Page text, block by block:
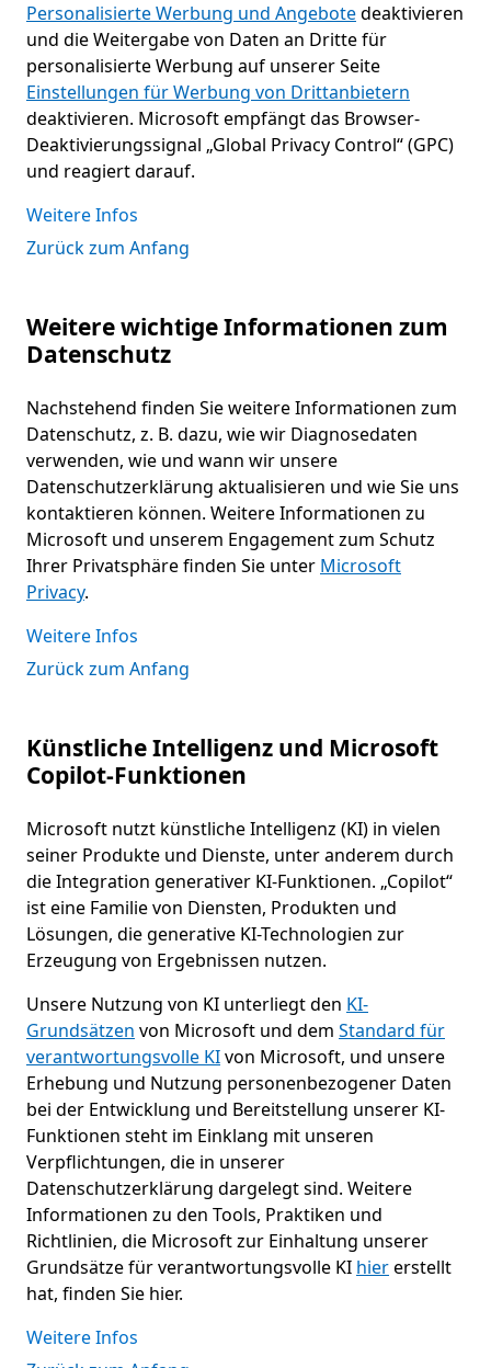
Personalisierte Werbung und Angebotedeaktivieren
und die Weitergabe von Daten an Dritte für
personalisierte Werbung auf unserer Seite
Einstellungen für Werbung von Drittanbietern
deaktivieren. Microsoft empfängt das Browser-
Deaktivierungssignal „Global Privacy Control“ (GPC)
und reagiert darauf.
Weitere Infos
Zurück zum Anfang
Weitere wichtige Informationen zum
Datenschutz
Nachstehend finden Sie weitere Informationen zum
Datenschutz, z. B. dazu, wie wir Diagnosedaten
verwenden, wie und wann wir unsere
Datenschutzerklärung aktualisieren und wie Sie uns
kontaktieren können. Weitere Informationen zu
Microsoft und unserem Engagement zum Schutz
Ihrer Privatsphäre finden Sie unter Microsoft
Privacy.
Weitere Infos
Zurück zum Anfang
Künstliche Intelligenz und Microsoft
Copilot-Funktionen
Microsoft nutzt künstliche Intelligenz (KI) in vielen
seiner Produkte und Dienste, unter anderem durch
die Integration generativer KI-Funktionen. „Copilot“
ist eine Familie von Diensten, Produkten und
Lösungen, die generative KI-Technologien zur
Erzeugung von Ergebnissen nutzen.
Unsere Nutzung von KI unterliegt den KI-
Grundsätzen von Microsoft und dem Standard für
verantwortungsvolle KIvon Microsoft, und unsere
Erhebung und Nutzung personenbezogener Daten
bei der Entwicklung und Bereitstellung unserer KI-
Funktionen steht im Einklang mit unseren
Verpflichtungen, die in unserer
Datenschutzerklärung dargelegt sind. Weitere
Informationen zu den Tools, Praktiken und
Richtlinien, die Microsoft zur Einhaltung unserer
Grundsätze für verantwortungsvolle KI hiererstellt
hat, finden Sie hier.
Weitere Infos